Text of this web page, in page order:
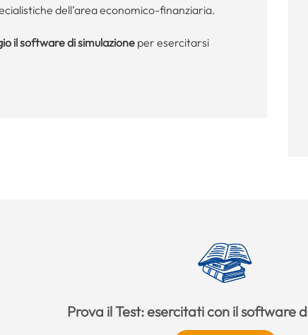
dell’area economico-finanziaria.
il software di simulazioneper esercitarsi
Prova il Test: esercitati con il software